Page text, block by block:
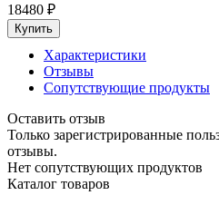
18480 ₽
Характеристики
Отзывы
Сопутствующие продукты
Оставить отзыв
Только зарегистрированные
отзывы.
Нет сопутствующих продуктов
Каталог товаров